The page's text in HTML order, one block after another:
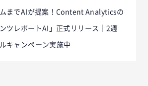
までAIが提案！Content Analyticsの
ツレポートAI」正式リリース｜2週
キャンペーン実施中